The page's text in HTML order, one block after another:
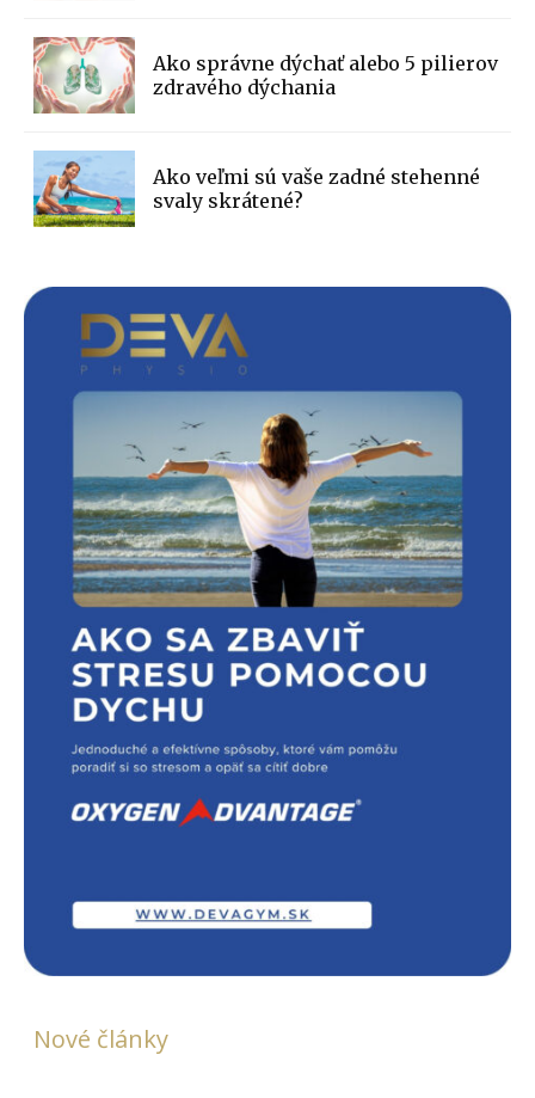
Ako správne dýchať alebo 5 pilierov
zdravého dýchania
Ako veľmi sú vaše zadné stehenné
svaly skrátené?
Nové články